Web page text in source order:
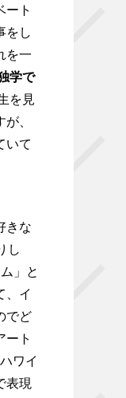
ート
をし
を一
学で
を見
、
いて
きな
し
」と
、イ
でど
ート
ワイ
表現